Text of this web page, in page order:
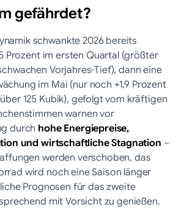
gefährdet?
schwankte 2026 bereits
Prozent im ersten Quartal (größter
Vorjahres-Tief), dann eine
im Mai (nur noch +1,9 Prozent
125 Kubik), gefolgt vom kräftigen
warnen vor
durch hohe Energiepreise,
und wirtschaftliche Stagnation –
werden verschoben, das
wird noch eine Saison länger
Prognosen für das zweite
mit Vorsicht zu genießen.